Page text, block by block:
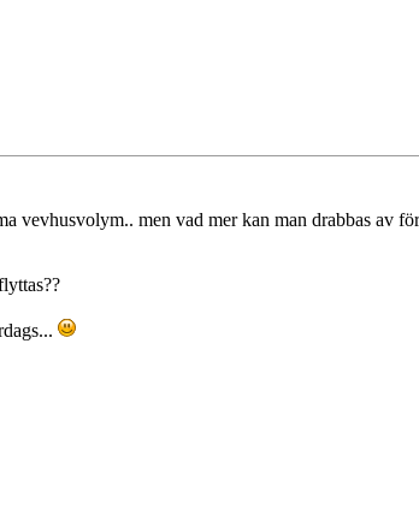
vevhusvolym.. men vad mer kan man drabbas av